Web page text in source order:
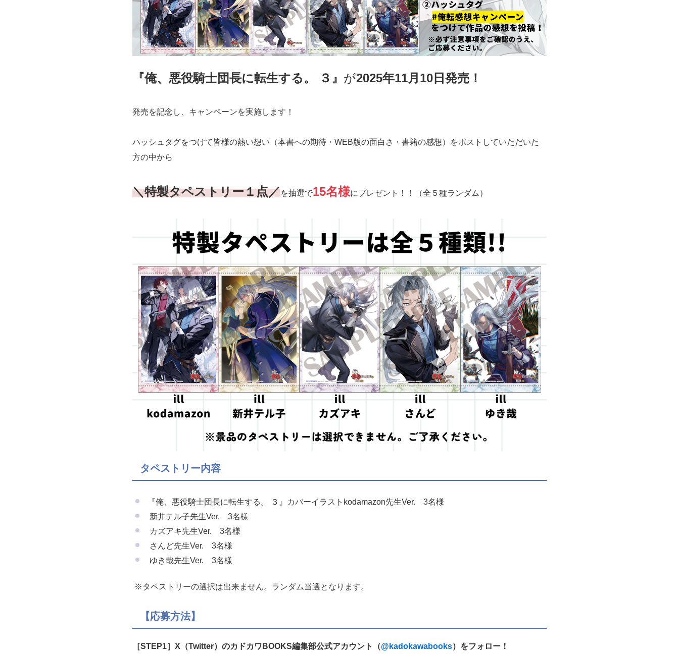
『俺、悪役騎士団長に転生する。 ３』 が2025年11月10日発売！
発売を記念し、キャンペーンを実施します！
ハッシュタグをつけて皆様の熱い想い（本書への期待・WEB版の面白さ・書籍の感想）をポストしていただいた
方の中から
＼特製タペストリー１点／を抽選で15名様にプレゼント！！（全５種ランダム）
タペストリー内容
『俺、悪役騎士団長に転生する。 ３』カバーイラストkodamazon先生Ver. 3名様
新井テル子先生Ver. 3名様
カズアキ先生Ver. 3名様
さんど先生Ver. 3名様
ゆき哉先生Ver. 3名様
※タペストリーの選択は出来ません。ランダム当選となります。
【応募方法】
［STEP1］X（Twitter）のカドカワBOOKS編集部公式アカウント（@kadokawabooks）をフォロー！